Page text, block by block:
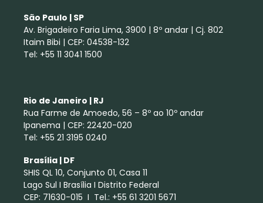
São Paulo | SP
Av. Brigadeiro Faria Lima, 3900 | 8º andar | Cj. 802
Itaim Bibi | CEP: 04538-132
Tel: +55 11 3041 1500
Rio de Janeiro | RJ
Rua Farme de Amoedo, 56 – 8º ao 10º andar
Ipanema | CEP: 22420-020
Tel: +55 21 3195 0240
Brasília | DF
SHIS QL 10, Conjunto 01, Casa 11
Lago Sul I Brasília I Distrito Federal
CEP: 71630-015 I Tel.: +55 61 3201 5671